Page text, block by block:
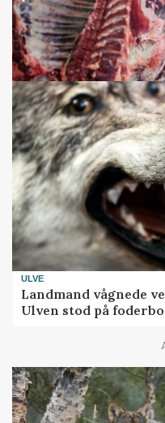
ULVE
Landmand vågnede
Ulven stod på